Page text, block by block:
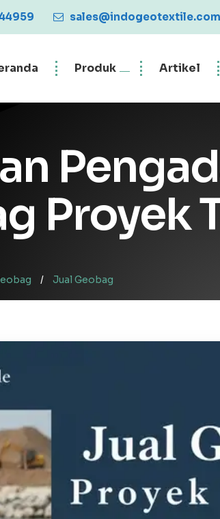
sales@indogeotextile.com
Central Penjualan Geotextile
Produk Artikel
Proyek
/ Jual Geobag